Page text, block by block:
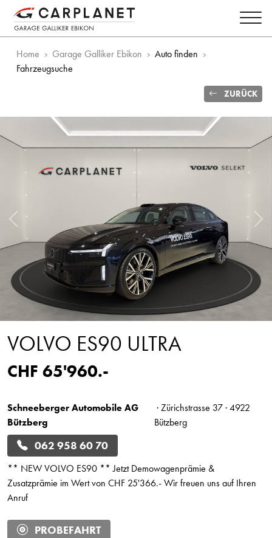
Home Garage Galliker Ebikon
Auto finden
Fahrzeugsuche
ZURÜCK
Vorheriges Bild
VOLVO ES90 ULTRA
CHF 65'960.-
Schneeberger Automobile AG
Bützberg
· Zürichstrasse 37 · 4922
Bützberg
062 958 60 70
** NEW VOLVO ES90 ** Jetzt Demowagenprämie &
Zusatzprämie im Wert von CHF 25'366.- Wir freuen uns auf Ihren
Anruf
PROBEFAHRT